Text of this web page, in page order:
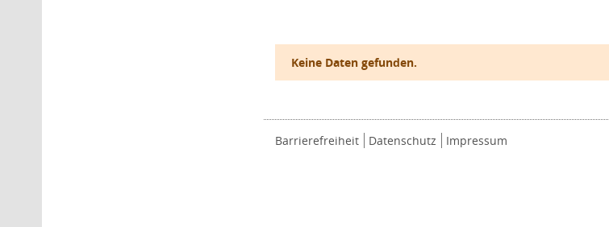
Keine Daten gefunden.
Barrierefreiheit Datenschutz Impressum